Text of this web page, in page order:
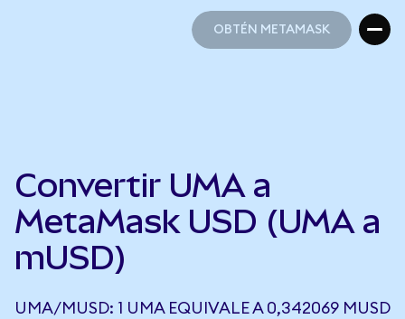
OBTÉN METAMASK
Convertir UMA a
MetaMask USD (UMA a
mUSD)
UMA/MUSD: 1 UMA EQUIVALE A 0,342069 MUSD